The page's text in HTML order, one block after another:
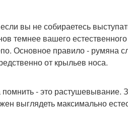
вы не собираетесь
темнее вашего
Основное правило - румяна
от крыльев носа.
- это растушевывание.
выглядеть максимально